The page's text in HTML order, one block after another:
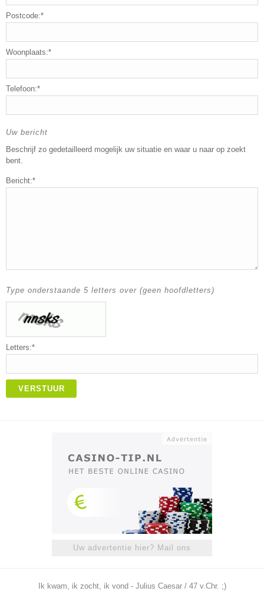
Postcode:*
Woonplaats:*
Telefoon:*
Uw bericht
Beschrijf zo gedetailleerd mogelijk uw situatie en waar u naar op zoekt
bent.
Bericht:*
Type onderstaande 5 letters over (geen hoofdletters)
Letters:*
VERSTUUR
Uw advertentie hier? Mail ons
Ik kwam, ik zocht, ik vond - Julius Caesar / 47 v.Chr. ;)